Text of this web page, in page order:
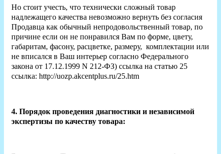
Но стоит учесть, что технически сложный товар
надлежащего качества невозможно вернуть без согласия
Продавца как обычный непродовольственный товар, по
причине если он не понравился Вам по форме, цвету,
габаритам, фасону, расцветке, размеру, комплектации или
не вписался в Ваш интерьер согласно Федерального
закона от 17.12.1999 N 212-ФЗ) ссылка на статью 25
ссылка: http://uozp.akcentplus.ru/25.htm
4. Порядок проведения диагностики и независимой
экспертизы по качеству товара: